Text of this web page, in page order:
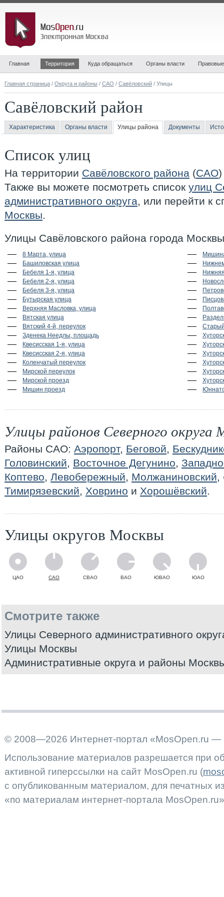
Главная Территория Куда обращаться Органы власти
Главная страница / Округа и районы / САО / Савёловский / Улицы
Савёловский район
Характеристика Органы власти Улицы района Документы
Список улиц
На территории Савёловского района (САО)
Также вы можете посмотреть список улиц
административного округа, или перейти к
Москвы.
Улицы Савёловского района города
8 Марта, улица
Башиловская улица
Бебеля 1-я, улица
Бебеля 2-я, улица
Бебеля 3-я, улица
Бутырская улица
Верхняя Масловка, улица
Вятская улица
Вятский 4-й, переулок
Зденека Неедлы, площадь
Квесисская 1-я, улица
Квесисская 2-я, улица
Коленчатый переулок
Мирской переулок
Мирской проезд
Мишин проезд
Улицы районов Северного округа
Районы САО: Аэропорт, Беговой,
Головинский, Восточное Дегунино,
Коптево, Левобережный, Молжаниновский,
Тимирязевский, Ховрино и Хорошёвский.
Улицы округов Москвы
ЦАО САО СВАО ВАО ЮВАО ЮАО
Смотрите также
Улицы Северного административного
Улицы Москвы
Административные округа и районы
© 2008—2026 Интернет-портал «MosOpen.ru —
Использование материалов разрешается при
активной гиперссылки на сайт MosOpen.ru (
с опубликованным материалом, для печатных
«по материалам интернет-портала